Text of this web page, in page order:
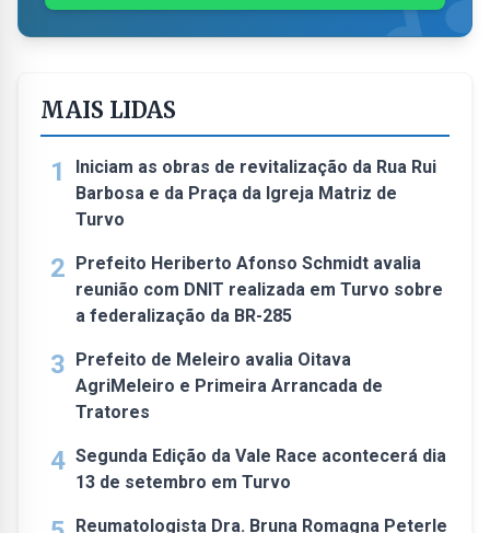
MAIS LIDAS
1
Iniciam as obras de revitalização da Rua Rui
Barbosa e da Praça da Igreja Matriz de
Turvo
2 Prefeito Heriberto Afonso Schmidt avalia
reunião com DNIT realizada em Turvo sobre
a federalização da BR-285
3 Prefeito de Meleiro avalia Oitava
AgriMeleiro e Primeira Arrancada de
Tratores
4 Segunda Edição da Vale Race acontecerá dia
13 de setembro em Turvo
Reumatologista Dra. Bruna Romagna Peterle